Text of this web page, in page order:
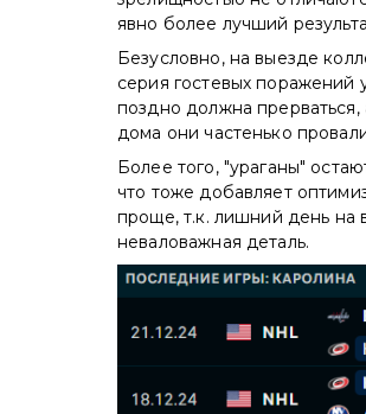
явно более лучший
Безусловно, на выезде
серия гостевых поражений
поздно должна
дома они частенько
Более того, "ураганы"
что тоже добавляет
проще, т.к. лишний день на
неваловажная деталь.